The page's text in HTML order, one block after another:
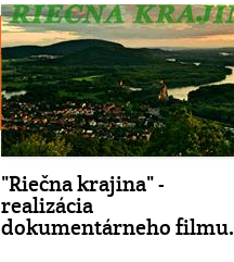
"Riečna krajina" -
realizácia
dokumentárneho filmu.